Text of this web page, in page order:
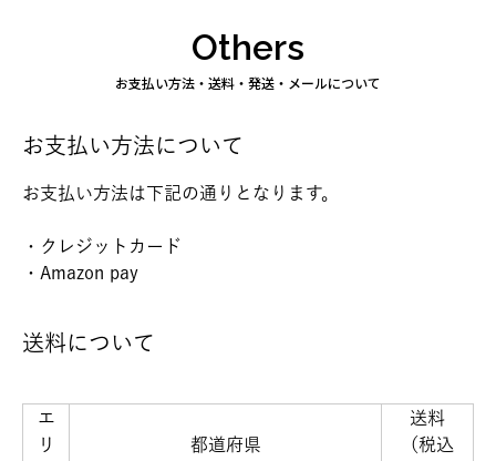
Others
お支払い方法・送料・発送・メールについて
お支払い方法について
お支払い方法は下記の通りとなります。
・クレジットカード
・Amazon pay
送料について
エ
リ
都道府県
送料
（税込